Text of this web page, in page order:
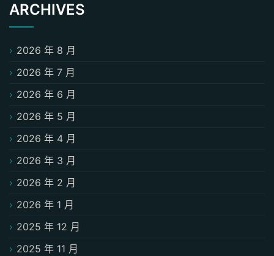
ARCHIVES
2026 年 8 月
2026 年 7 月
2026 年 6 月
2026 年 5 月
2026 年 4 月
2026 年 3 月
2026 年 2 月
2026 年 1 月
2025 年 12 月
2025 年 11 月